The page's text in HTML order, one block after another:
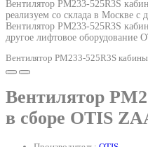
Вентилятор PM233-525R3S
реализуем со склада в Москве с
Вентилятор PM233-525R3S
другое лифтовое оборудование
Вентилятор PM233-525R3S
Вентилятор
в сборе OTIS